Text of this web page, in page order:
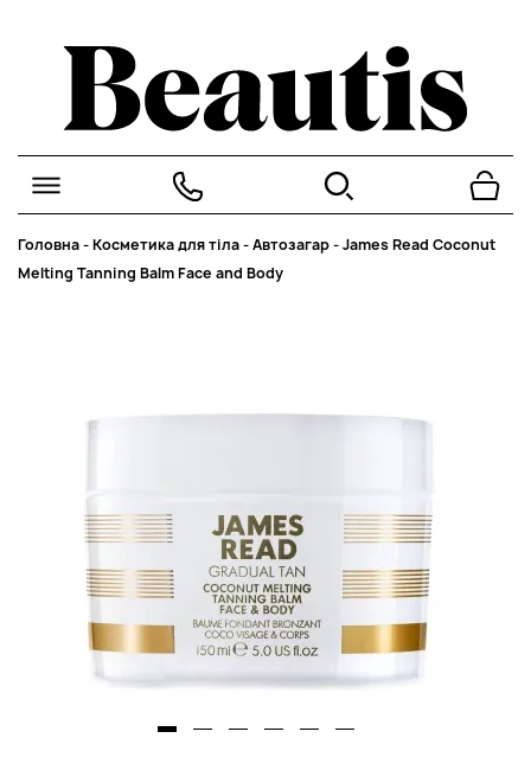
Головна-Косметика для тіла-Автозагар-James Read Coconut
Melting Tanning Balm Face and Body